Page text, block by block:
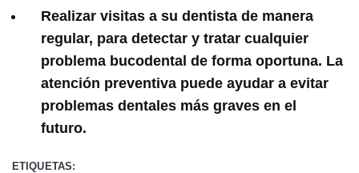
Realizar visitas a su dentista de manera
regular, para detectar y tratar cualquier
problema bucodental de forma oportuna. La
atención preventiva puede ayudar a evitar
problemas dentales más graves en el
futuro.
ETIQUETAS: